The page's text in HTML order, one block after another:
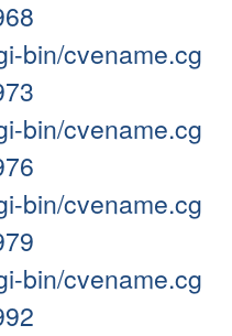
bin/cvename.cg
bin/cvename.cg
bin/cvename.cg
bin/cvename.cg